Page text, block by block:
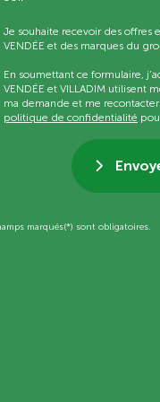
Je souhaite recevoir des offres
VENDÉE et des marques du
En soumettant ce formulaire,
VENDÉE et VILLADIM utilisent
ma demande et me
politique de confidentialité
marqués(*) sont obligatoires.